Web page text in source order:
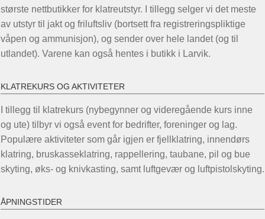
største nettbutikker for klatreutstyr. I tillegg selger vi det meste
av utstyr til jakt og friluftsliv (bortsett fra registreringspliktige
våpen og ammunisjon), og sender over hele landet (og til
utlandet). Varene kan også hentes i butikk i Larvik.
KLATREKURS OG AKTIVITETER
I tillegg til klatrekurs (nybegynner og videregående kurs inne
og ute) tilbyr vi også event for bedrifter, foreninger og lag.
Populære aktiviteter som går igjen er fjellklatring, innendørs
klatring, bruskasseklatring, rappellering, taubane, pil og bue
skyting, øks- og knivkasting, samt luftgevær og luftpistolskyting.
ÅPNINGSTIDER